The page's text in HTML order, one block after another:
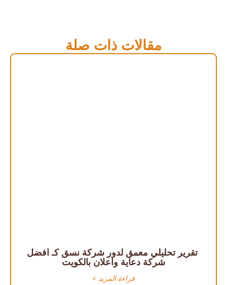
مقالات ذات صلة
تقرير تحليلي معمق لدور شركة نسق كـ افضل
شركة دعاية واعلان بالكويت
قراءة المزيد >